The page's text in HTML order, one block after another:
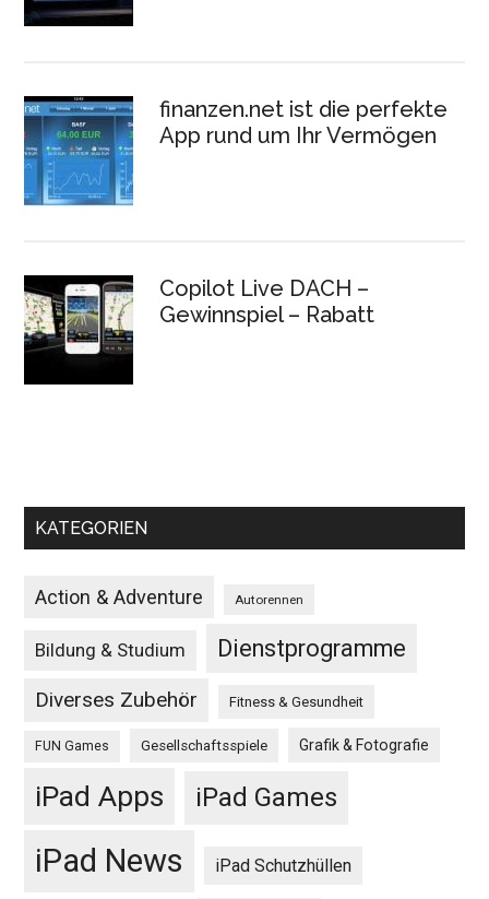
finanzen.net ist die perfekte
App rund um Ihr Vermögen
Copilot Live DACH –
Gewinnspiel – Rabatt
KATEGORIEN
Action & Adventure Autorennen
Bildung & Studium Dienstprogramme
Diverses Zubehör Fitness & Gesundheit
FUN Games Gesellschaftsspiele Grafik & Fotografie
iPad Apps iPad Games
iPad News iPad Schutzhüllen